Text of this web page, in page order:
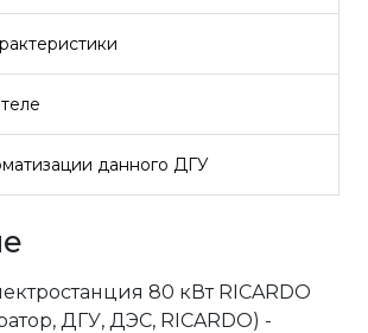
данного ДГУ
80 кВт RICARDO
ДГУ, ДЭС, RICARDO) -